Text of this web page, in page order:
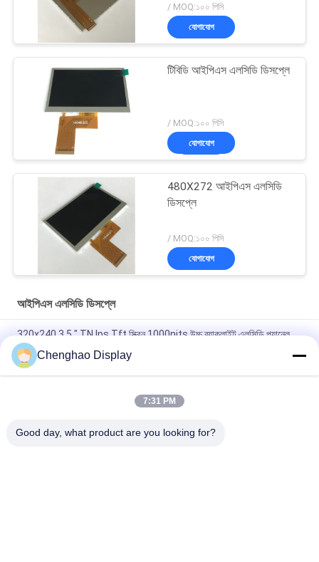
/ MOQ:১০০ পিসি
যোগাযোগ
টিবিডি আইপিএস এলসিডি ডিসপ্লে
/ MOQ:১০০ পিসি
যোগাযোগ
480X272 আইপিএস এলসিডি
ডিসপ্লে
/ MOQ:১০০ পিসি
যোগাযোগ
আইপিএস এলসিডি ডিসপ্লে
320x240 3.5 " TN Ips Tft স্ক্রিন 1000nits উচ্চ ব্যাকলাইট এলসিডি প্যানেল
৩ লাইন এসপিআই ১৮ বিট আরজিবি টিএফটি এলসিডি স্ক্রিন ৪ পিসি সাদা এলইডি ব্যাকলাইট
সহ
4 লেনের এমআইপিআই টিএফটি আইপিএস এলসিডি স্ক্রিন 40 পিন 7 ইঞ্চি 1024 * 600
Chenghao Display
7:31 PM
Good day, what product are you looking for?